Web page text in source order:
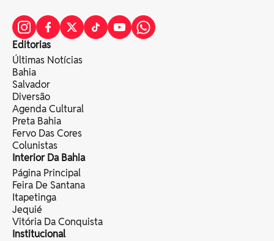
Editorias
Últimas Notícias
Bahia
Salvador
Diversão
Agenda Cultural
Preta Bahia
Fervo Das Cores
Colunistas
Interior Da Bahia
Página Principal
Feira De Santana
Itapetinga
Jequié
Vitória Da Conquista
Institucional